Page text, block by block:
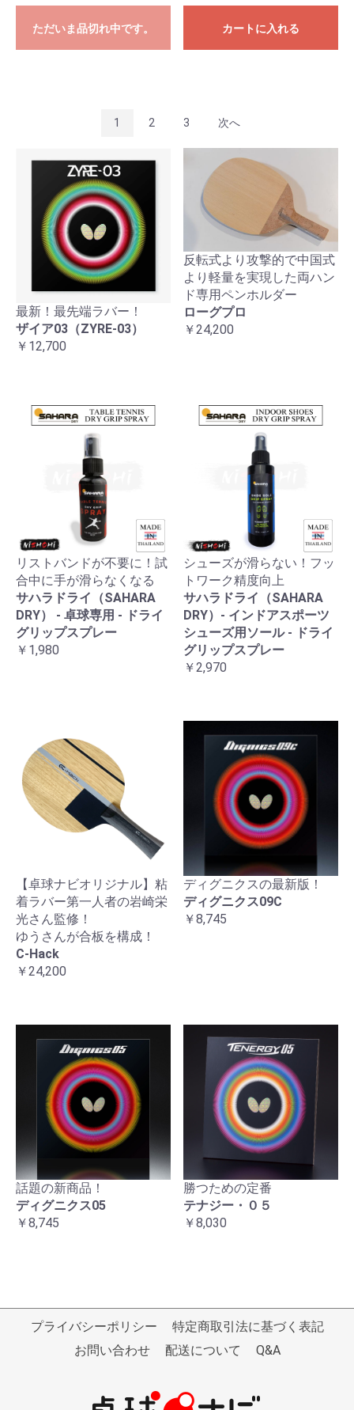
ただいま品切れ中です。 カートに入れる
1 2 3 次へ
最新！最先端ラバー！
ザイア03（ZYRE-03）
￥12,700
反転式より攻撃的で中国式
より軽量を実現した両ハン
ド専用ペンホルダー
ローグプロ
￥24,200
リストバンドが不要に！試
合中に手が滑らなくなる
サハラドライ（SAHARA
DRY） - 卓球専用 - ドライ
グリップスプレー
￥1,980
シューズが滑らない！フッ
トワーク精度向上
サハラドライ（SAHARA
DRY）- インドアスポーツ
シューズ用ソール - ドライ
グリップスプレー
￥2,970
【卓球ナビオリジナル】粘
着ラバー第一人者の岩崎栄
光さん監修！
ゆうさんが合板を構成！
C-Hack
￥24,200
ディグニクスの最新版！
ディグニクス09C
￥8,745
話題の新商品！
ディグニクス05
￥8,745
勝つための定番
テナジー・０５
￥8,030
プライバシーポリシー
特定商取引法に基づく表記
お問い合わせ
配送について Q&A